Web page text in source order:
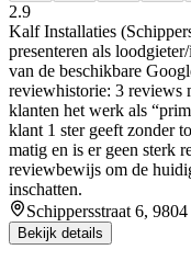
2.9
Kalf Installaties
presenteren als
van de beschikbare
reviewhistorie: 3 reviews
klanten het werk als
klant 1 ster geeft zonder
matig en is er geen sterk
reviewbewijs om de
inschatten.
Schippersstraat 6,
Bekijk details